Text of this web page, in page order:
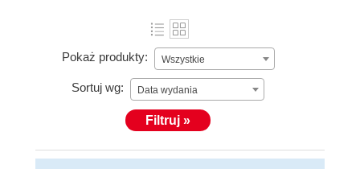
Pokaż produkty: Wszystkie
Sortuj wg: Data wydania
Filtruj »